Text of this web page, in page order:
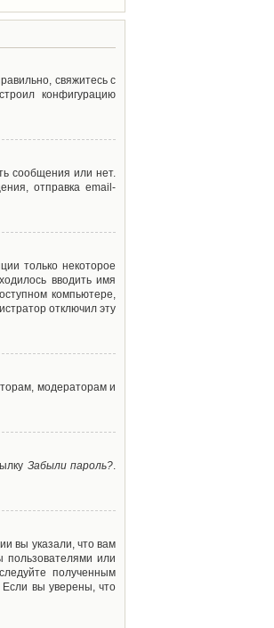
свяжитесь с
конфигурацию
сообщения или нет.
отправка email-
только некоторое
вводить имя
компьютере,
отключил эту
модераторам и
Забыли пароль?.
вы указали, что вам
пользователями или
полученным
вы уверены, что